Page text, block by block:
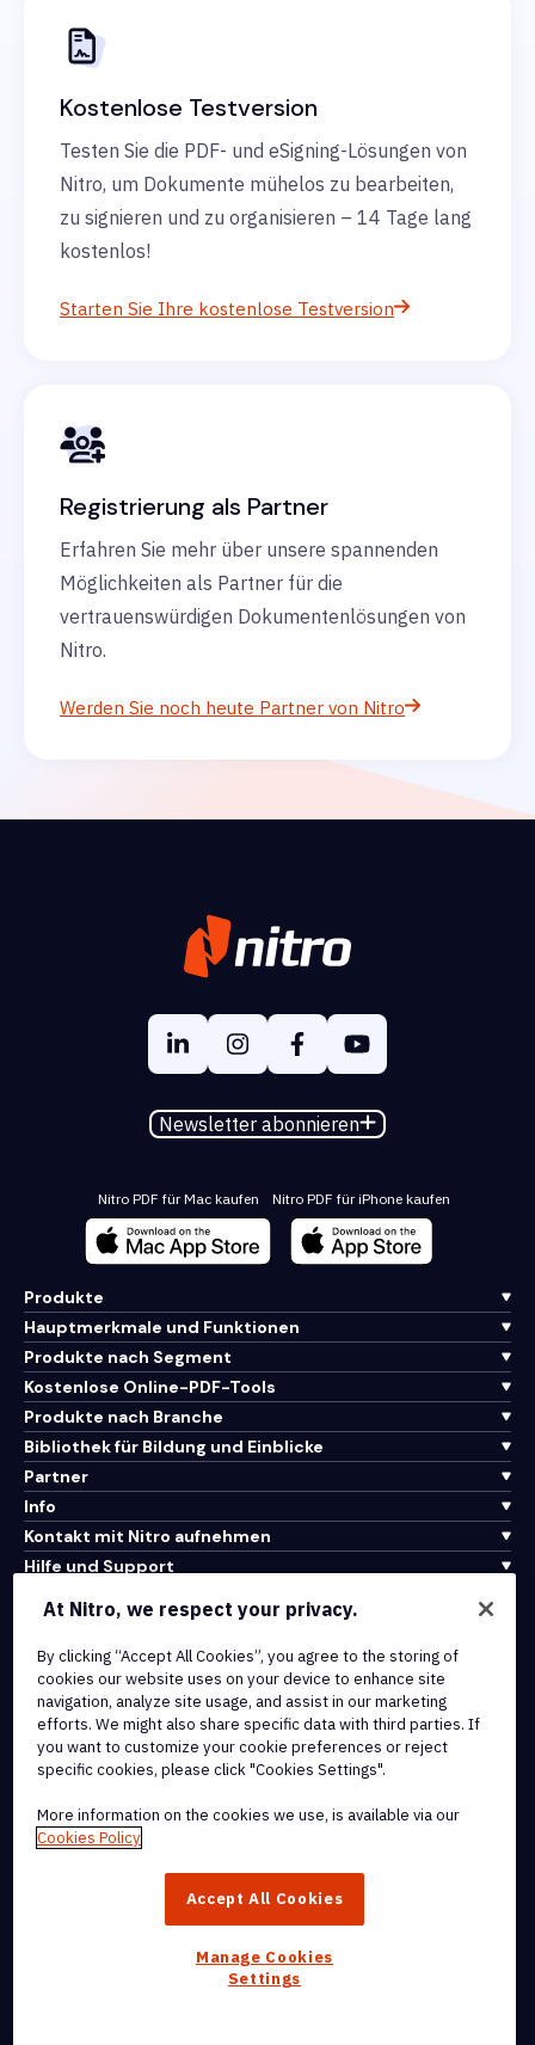
Kostenlose Testversion
Testen Sie die PDF- und eSigning-Lösungen von
Nitro, um Dokumente mühelos zu bearbeiten,
zu signieren und zu organisieren – 14 Tage lang
kostenlos!
Starten Sie Ihre kostenlose Testversion
Registrierung als Partner
Erfahren Sie mehr über unsere spannenden
Möglichkeiten als Partner für die
vertrauenswürdigen Dokumentenlösungen von
Nitro.
Werden Sie noch heute Partner von Nitro
Newsletter abonnieren
Nitro PDF für Mac kaufen Nitro PDF für iPhone kaufen
Produkte
Hauptmerkmale und Funktionen
Produkte nach Segment
Kostenlose Online-PDF-Tools
Produkte nach Branche
Bibliothek für Bildung und Einblicke
Partner
Info
Kontakt mit Nitro aufnehmen
Hilfe und Support
Nutzungsbedingungen
Cookie-Richtlinie
Copyright-Richtlinie
Alle Bedingungen und Richtlinien
Marken von Nitro Software, Inc. oder seinen verbundenen
At Nitro, we respect your privacy.
By clicking “Accept All Cookies”, you agree to the storing of
cookies our website uses on your device to enhance site
navigation, analyze site usage, and assist in our marketing
efforts. We might also share specific data with third parties. If
you want to customize your cookie preferences or reject
specific cookies, please click "Cookies Settings".
More information on the cookies we use, is available via our
Cookies Policy
Accept All Cookies
Manage Cookies
Settings